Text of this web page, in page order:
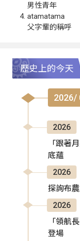
男性青年
atamatama
父字輩的稱呼
歷史上的今天
2026/
2026
「跟著
底蘊
2026
探詢布
2026
「領航
登場